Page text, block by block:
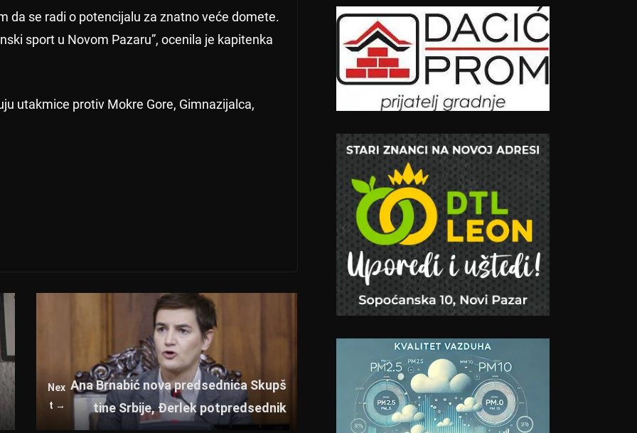
da se radi o potencijalu za znatno veće domete.
sport u Novom Pazaru”, ocenila je kapitenka
utakmice protiv Mokre Gore, Gimnazijalca,
Nex
t →
Ana Brnabić nova predsednica Skupš
tine Srbije, Đerlek potpredsednik